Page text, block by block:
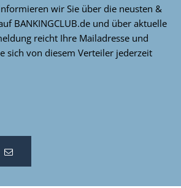
wir Sie über die neusten &
BANKINGCLUB.de und über aktuelle
reicht Ihre Mailadresse und
sich von diesem Verteiler jederzeit